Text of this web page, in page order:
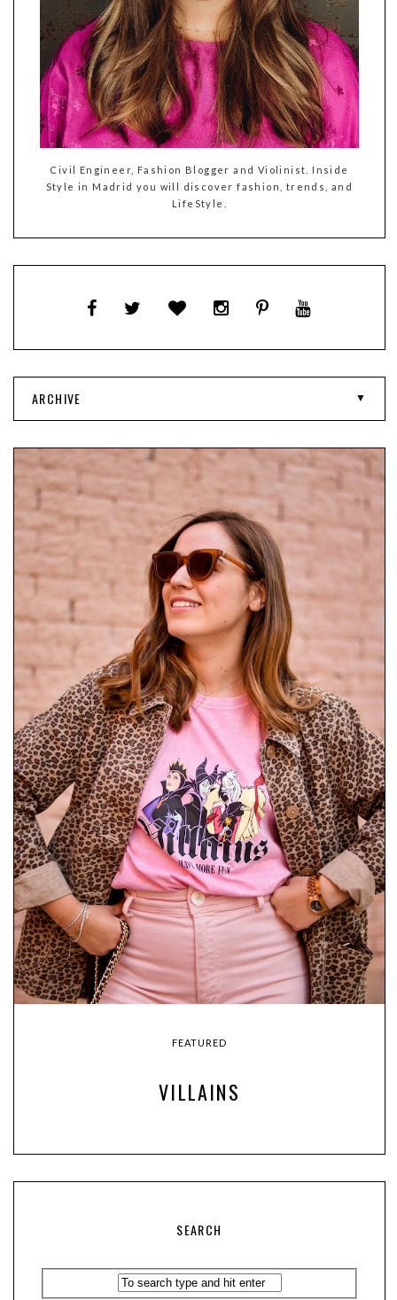
Civil Engineer, Fashion Blogger and Violinist. Inside
Style in Madrid you will discover fashion, trends, and
LifeStyle.
ARCHIVE
FEATURED
VILLAINS
SEARCH